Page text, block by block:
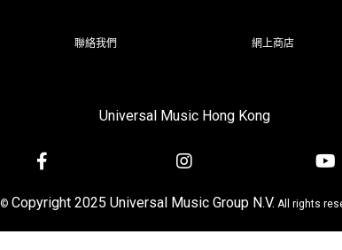
聯絡我們 網上商店
Universal Music Hong Kong
© Copyright 2025 Universal Music Group N.V. All rights